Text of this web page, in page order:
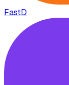
FastD